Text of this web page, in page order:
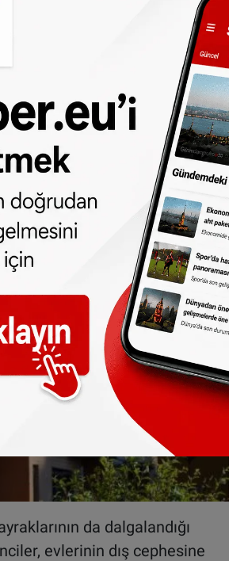
öğretmenlerinden
geçtiğini ve mezun
gibi Hollanda bayrağı ve
kutladı.
da dalgalandığı
evlerinin dış cephesine